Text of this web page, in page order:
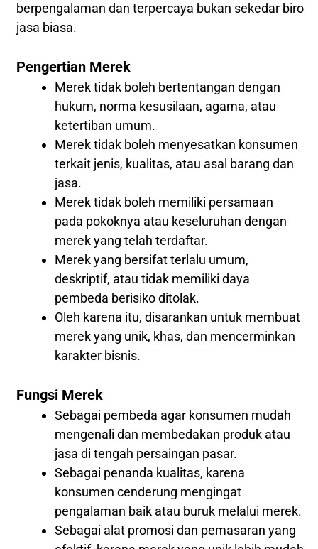
berpengalaman dan terpercaya bukan sekedar biro
jasa biasa.
Pengertian Merek
Merek tidak boleh bertentangan dengan
hukum, norma kesusilaan, agama, atau
ketertiban umum.
Merek tidak boleh menyesatkan konsumen
terkait jenis, kualitas, atau asal barang dan
jasa.
Merek tidak boleh memiliki persamaan
pada pokoknya atau keseluruhan dengan
merek yang telah terdaftar.
Merek yang bersifat terlalu umum,
deskriptif, atau tidak memiliki daya
pembeda berisiko ditolak.
Oleh karena itu, disarankan untuk membuat
merek yang unik, khas, dan mencerminkan
karakter bisnis.
Fungsi Merek
Sebagai pembeda agar konsumen mudah
mengenali dan membedakan produk atau
jasa di tengah persaingan pasar.
Sebagai penanda kualitas, karena
konsumen cenderung mengingat
pengalaman baik atau buruk melalui merek.
Sebagai alat promosi dan pemasaran yang